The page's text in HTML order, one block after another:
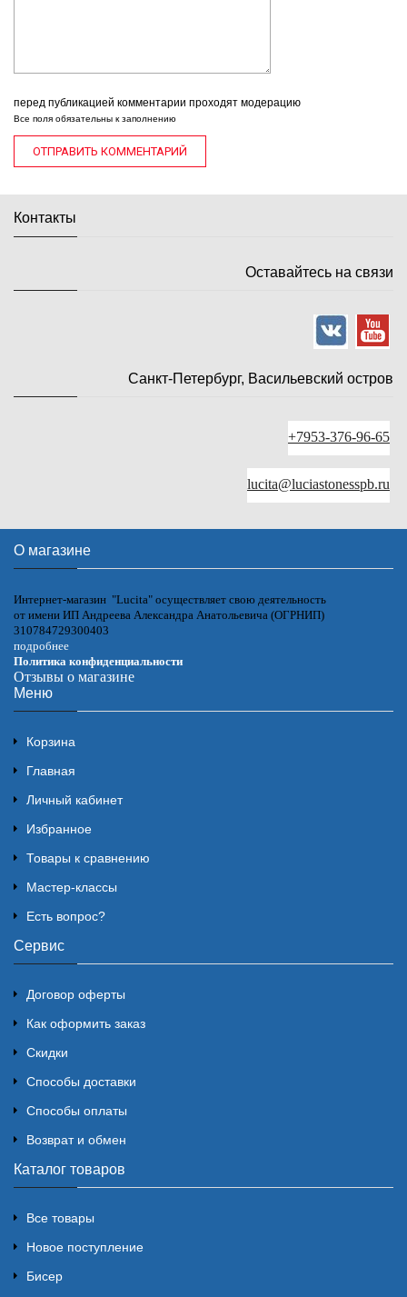
перед публикацией комментарии проходят модерацию
Все поля обязательны к заполнению
Контакты
Оставайтесь на связи
Санкт-Петербург, Васильевский остров
+7953-376-96-65
lucita@luciastonesspb.ru
О магазине
Интернет-магазин "Lucita" осуществляет свою деятельность
от имени ИП Андреева Александра Анатольевича (ОГРНИП)
310784729300403
подробнее
Политика конфиденциальности
Отзывы о магазине
Меню
Корзина
Главная
Личный кабинет
Избранное
Товары к сравнению
Мастер-классы
Есть вопрос?
Сервис
Договор оферты
Как оформить заказ
Скидки
Способы доставки
Способы оплаты
Возврат и обмен
Каталог товаров
Все товары
Новое поступление
Бисер